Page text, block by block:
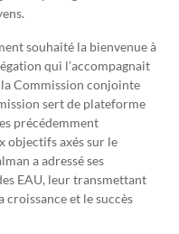
souhaité la bienvenue à
qui l’accompagnait
la Commission conjointe
sert de plateforme
précédemment
objectifs axés sur le
a adressé ses
EAU, leur transmettant
et le succès